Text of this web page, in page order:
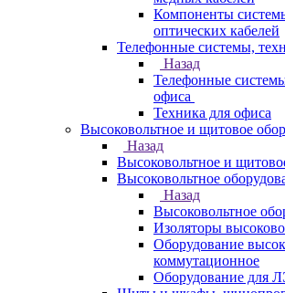
Компоненты
оптических кабелей
Телефонные системы,
Назад
Телефонные
офиса
Техника для офиса
Высоковольтное и щитовое
Назад
Высоковольтное и
Высоковольтное
Назад
Высоковольтное
Изоляторы
Оборудование
коммутационное
Оборудование для